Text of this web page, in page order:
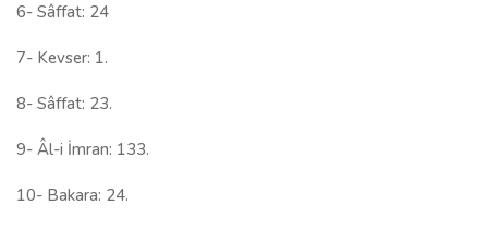
6- Sâffat: 24
7- Kevser: 1.
8- Sâffat: 23.
9- Âl-i İmran: 133.
10- Bakara: 24.